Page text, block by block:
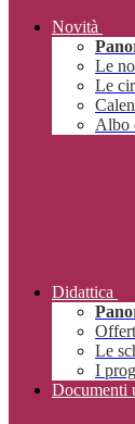
Novità
Le
Le
Albo
Didattica
Le
I
Documenti